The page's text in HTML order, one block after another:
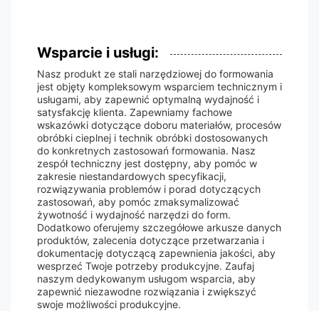
Wsparcie i usługi:
Nasz produkt ze stali narzędziowej do formowania
jest objęty kompleksowym wsparciem technicznym i
usługami, aby zapewnić optymalną wydajność i
satysfakcję klienta. Zapewniamy fachowe
wskazówki dotyczące doboru materiałów, procesów
obróbki cieplnej i technik obróbki dostosowanych
do konkretnych zastosowań formowania. Nasz
zespół techniczny jest dostępny, aby pomóc w
zakresie niestandardowych specyfikacji,
rozwiązywania problemów i porad dotyczących
zastosowań, aby pomóc zmaksymalizować
żywotność i wydajność narzędzi do form.
Dodatkowo oferujemy szczegółowe arkusze danych
produktów, zalecenia dotyczące przetwarzania i
dokumentację dotyczącą zapewnienia jakości, aby
wesprzeć Twoje potrzeby produkcyjne. Zaufaj
naszym dedykowanym usługom wsparcia, aby
zapewnić niezawodne rozwiązania i zwiększyć
swoje możliwości produkcyjne.